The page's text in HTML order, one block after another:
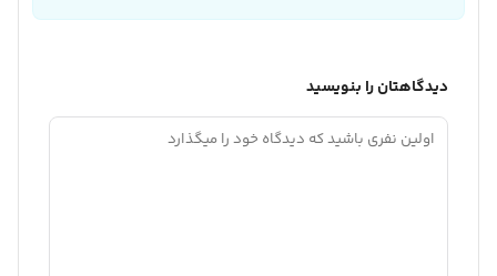
دیدگاهتان را بنویسید